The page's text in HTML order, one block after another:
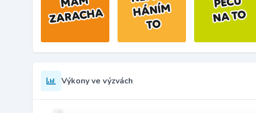
Výkony ve výzvách